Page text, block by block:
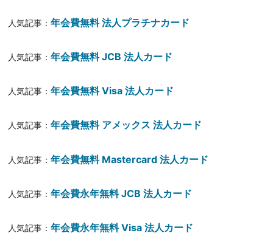
人気記事：年会費無料 法人プラチナカード
人気記事：年会費無料 JCB 法人カード
人気記事：年会費無料 Visa 法人カード
人気記事：年会費無料 アメックス 法人カード
人気記事：年会費無料 Mastercard 法人カード
人気記事：年会費永年無料 JCB 法人カード
人気記事：年会費永年無料 Visa 法人カード